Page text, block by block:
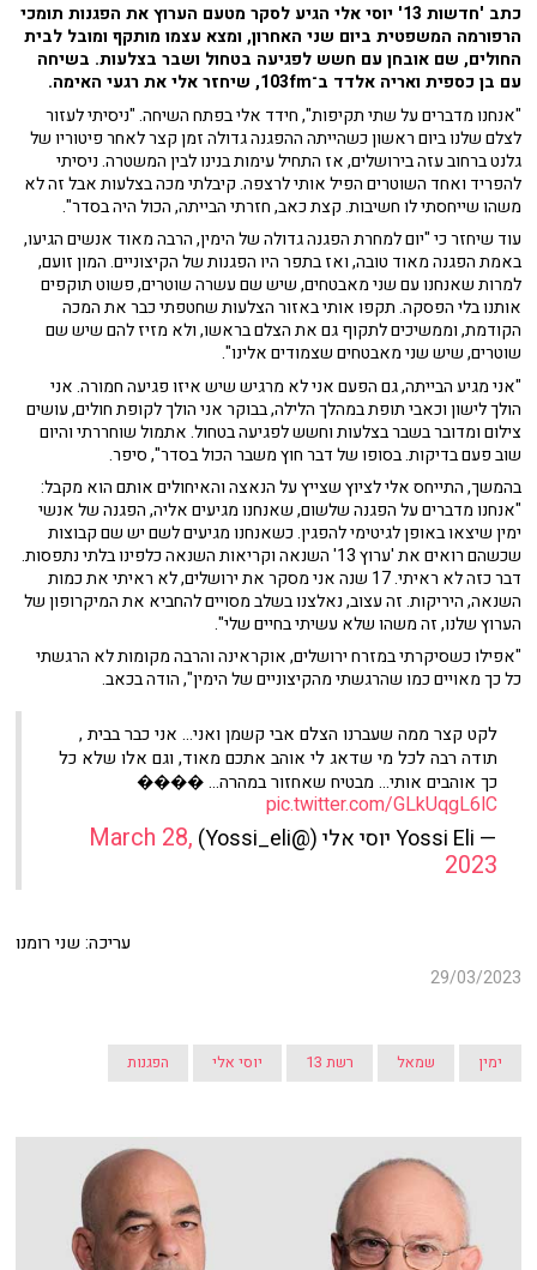
כתב 'חדשות 13' יוסי אלי הגיע לסקר מטעם הערוץ את הפגנות תומכי
הרפורמה המשפטית ביום שני האחרון, ומצא עצמו מותקף ומובל לבית
החולים, שם אובחן עם חשש לפגיעה בטחול ושבר בצלעות. בשיחה
עם בן כספית ואריה אלדד ב־103fm, שיחזר אלי את רגעי האימה.
"אנחנו מדברים על שתי תקיפות", חידד אלי בפתח השיחה. "ניסיתי לעזור
לצלם שלנו ביום ראשון כשהייתה ההפגנה גדולה זמן קצר לאחר פיטוריו של
גלנט ברחוב עזה בירושלים, אז התחיל עימות בנינו לבין המשטרה. ניסיתי
להפריד ואחד השוטרים הפיל אותי לרצפה. קיבלתי מכה בצלעות אבל זה לא
משהו שייחסתי לו חשיבות. קצת כאב, חזרתי הבייתה, הכול היה בסדר".
עוד שיחזר כי "יום למחרת הפגנה גדולה של הימין, הרבה מאוד אנשים הגיעו,
באמת הפגנה מאוד טובה, ואז בתפר היו הפגנות של הקיצוניים. המון זועם,
למרות שאנחנו עם שני מאבטחים, שיש שם עשרה שוטרים, פשוט תוקפים
אותנו בלי הפסקה. תקפו אותי באזור הצלעות שחטפתי כבר את המכה
הקודמת, וממשיכים לתקוף גם את הצלם בראשו, ולא מזיז להם שיש שם
שוטרים, שיש שני מאבטחים שצמודים אלינו".
"אני מגיע הבייתה, גם הפעם אני לא מרגיש שיש איזו פגיעה חמורה. אני
הולך לישון וכאבי תופת במהלך הלילה, בבוקר אני הולך לקופת חולים, עושים
צילום ומדובר בשבר בצלעות וחשש לפגיעה בטחול. אתמול שוחררתי והיום
שוב פעם בדיקות. בסופו של דבר חוץ משבר הכול בסדר", סיפר.
בהמשך, התייחס אלי לציוץ שצייץ על הנאצה והאיחולים אותם הוא מקבל:
"אנחנו מדברים על הפגנה שלשום, שאנחנו מגיעים אליה, הפגנה של אנשי
ימין שיצאו באופן לגיטימי להפגין. כשאנחנו מגיעים לשם יש שם קבוצות
שכשהם רואים את 'ערוץ 13' השנאה וקריאות השנאה כלפינו בלתי נתפסות.
דבר כזה לא ראיתי. 17 שנה אני מסקר את ירושלים, לא ראיתי את כמות
השנאה, היריקות. זה עצוב, נאלצנו בשלב מסויים להחביא את המיקרופון של
הערוץ שלנו, זה משהו שלא עשיתי בחיים שלי".
"אפילו כשסיקרתי במזרח ירושלים, אוקראינה והרבה מקומות לא הרגשתי
כל כך מאויים כמו שהרגשתי מהקיצוניים של הימין", הודה בכאב.
לקט קצר ממה שעברנו הצלם אבי קשמן ואני… אני כבר בבית ,
תודה רבה לכל מי שדאג לי אוהב אתכם מאוד, וגם אלו שלא כל
כך אוהבים אותי… מבטיח שאחזור במהרה… ����
pic.twitter.com/GLkUqgL6lC
— Yossi Eli יוסי אלי (@Yossi_eli) March 28,
2023
עריכה: שני רומנו
29/03/2023
ימין שמאל רשת 13 יוסי אלי הפגנות